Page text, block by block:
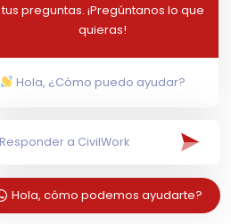
tus preguntas. ¡Pregúntanos lo que
quieras!
Hola, ¿Cómo puedo ayudar?
Hola, cómo podemos ayudarte?